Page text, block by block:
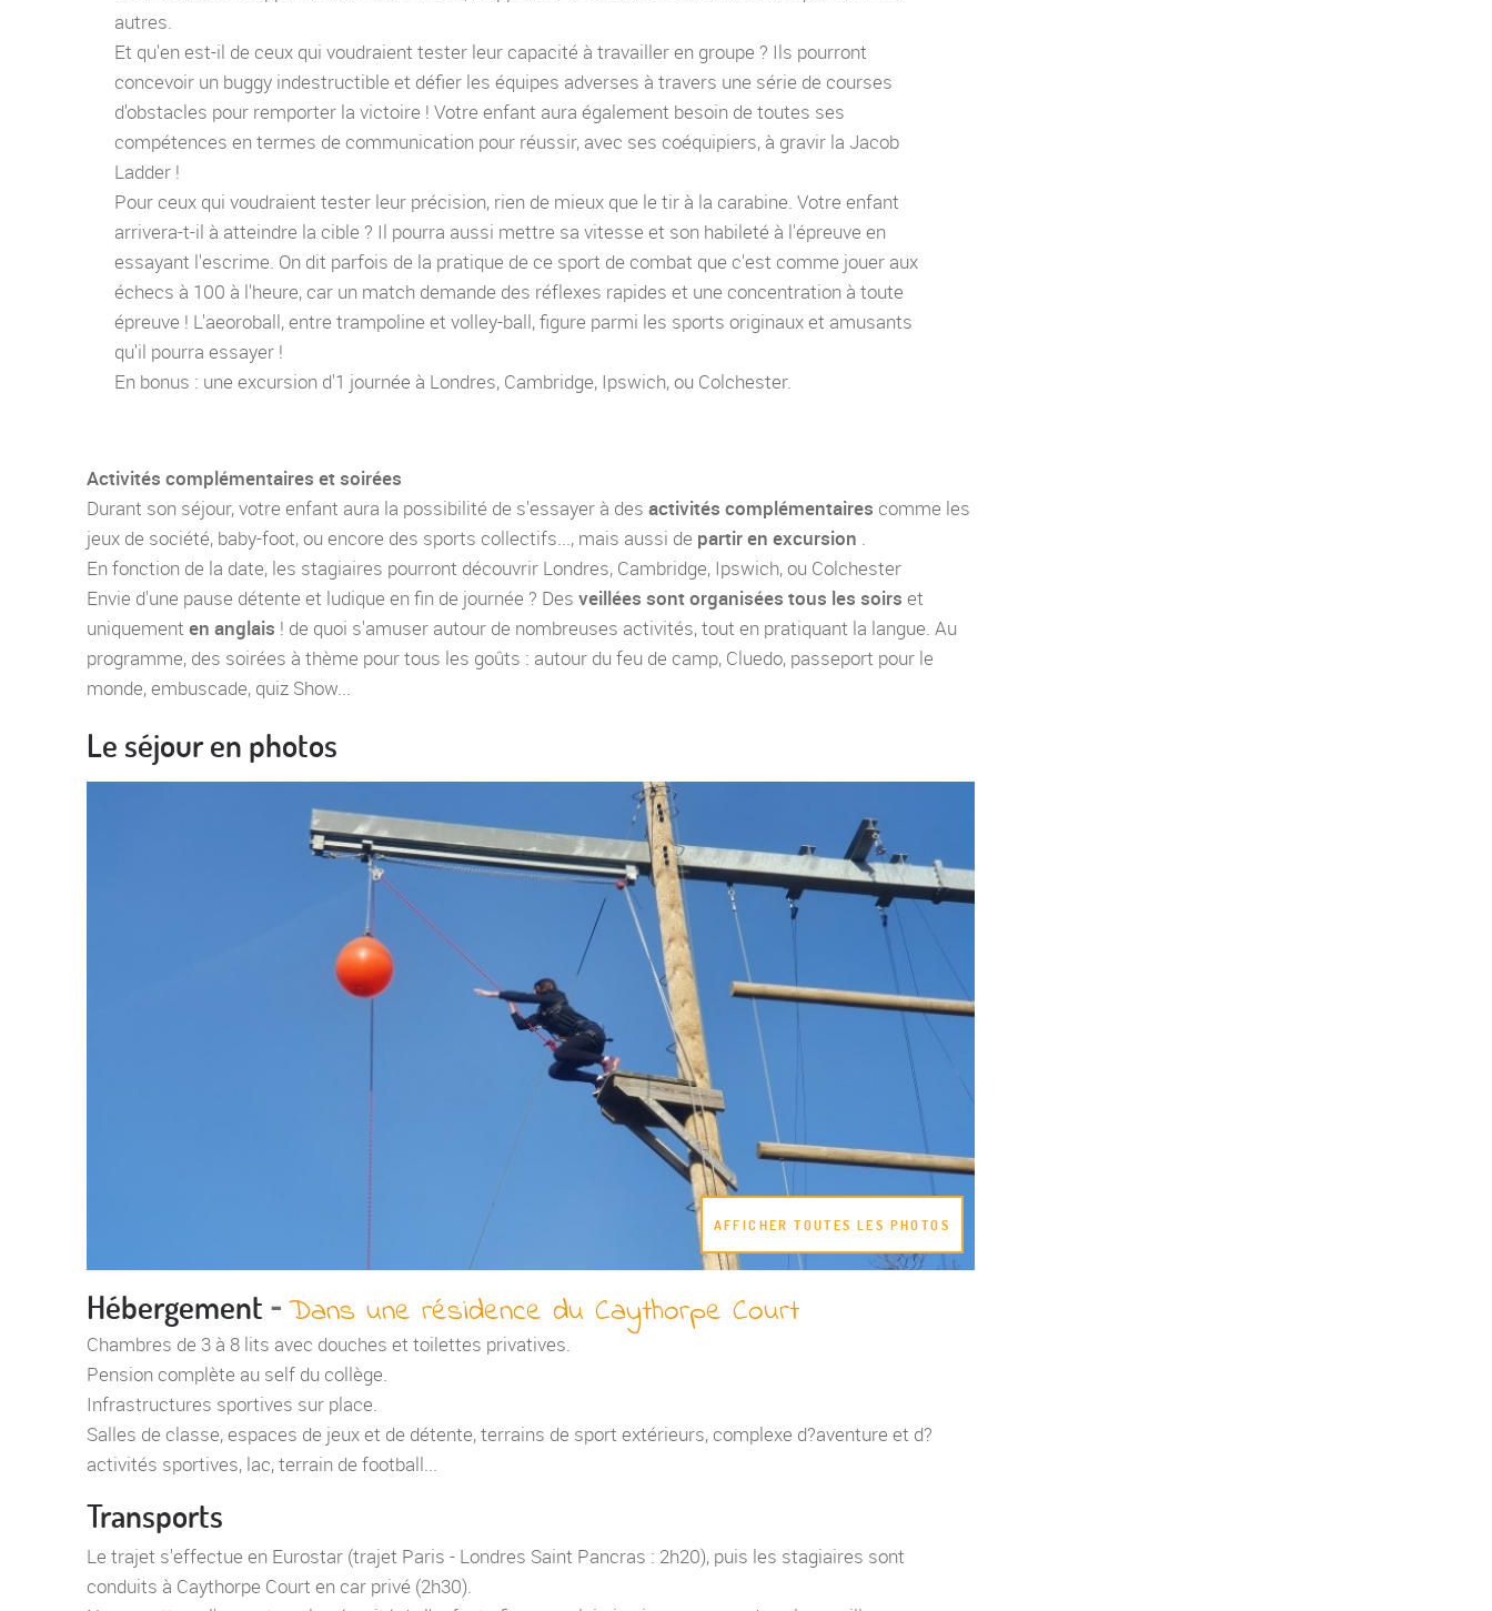
autres.
Et qu'en est-il de ceux qui voudraient tester leur capacité à travailler en groupe ? Ils pourront
concevoir un buggy indestructible et défier les équipes adverses à travers une série de courses
d'obstacles pour remporter la victoire ! Votre enfant aura également besoin de toutes ses
compétences en termes de communication pour réussir, avec ses coéquipiers, à gravir la Jacob
Ladder !
Pour ceux qui voudraient tester leur précision, rien de mieux que le tir à la carabine. Votre enfant
arrivera-t-il à atteindre la cible ? Il pourra aussi mettre sa vitesse et son habileté à l'épreuve en
essayant l'escrime. On dit parfois de la pratique de ce sport de combat que c'est comme jouer aux
échecs à 100 à l'heure, car un match demande des réflexes rapides et une concentration à toute
épreuve ! L'aeoroball, entre trampoline et volley-ball, figure parmi les sports originaux et amusants
qu'il pourra essayer !
En bonus : une excursion d'1 journée à Londres, Cambridge, Ipswich, ou Colchester.
Activités complémentaires et soirées
Durant son séjour, votre enfant aura la possibilité de s'essayer à des activités complémentaires comme les
jeux de société, baby-foot, ou encore des sports collectifs..., mais aussi de partir en excursion .
En fonction de la date, les stagiaires pourront découvrir Londres, Cambridge, Ipswich, ou Colchester
Envie d'une pause détente et ludique en fin de journée ? Des veillées sont organisées tous les soirs et
uniquement en anglais ! de quoi s'amuser autour de nombreuses activités, tout en pratiquant la langue. Au
programme, des soirées à thème pour tous les goûts : autour du feu de camp, Cluedo, passeport pour le
monde, embuscade, quiz Show...
Le séjour en photos
AFFICHER TOUTES LES PHOTOS
Hébergement -Dans une résidence du Caythorpe Court
Chambres de 3 à 8 lits avec douches et toilettes privatives.
Pension complète au self du collège.
Infrastructures sportives sur place.
Salles de classe, espaces de jeux et de détente, terrains de sport extérieurs, complexe d?aventure et d?
activités sportives, lac, terrain de football...
Transports
Le trajet s'effectue en Eurostar (trajet Paris - Londres Saint Pancras : 2h20), puis les stagiaires sont
conduits à Caythorpe Court en car privé (2h30).